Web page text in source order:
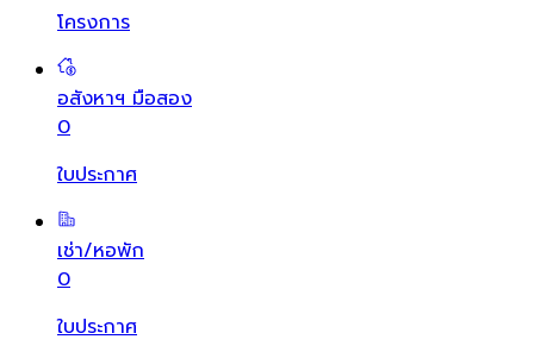
โครงการ
อสังหาฯ มือสอง
0
ใบประกาศ
เช่า/หอพัก
0
ใบประกาศ